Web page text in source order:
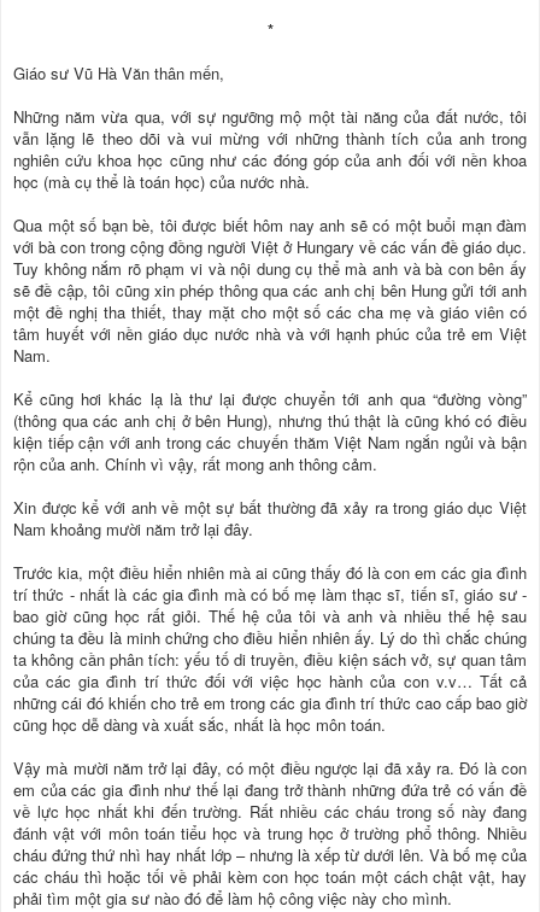
*
Giáo sư Vũ Hà Văn thân mến,
Những năm vừa qua, với sự ngưỡng mộ một tài năng của đất nước, tôi
vẫn lặng lẽ theo dõi và vui mừng với những thành tích của anh trong
nghiên cứu khoa học cũng như các đóng góp của anh đối với nền khoa
học (mà cụ thể là toán học) của nước nhà.
Qua một số bạn bè, tôi được biết hôm nay anh sẽ có một buổi mạn đàm
với bà con trong cộng đồng người Việt ở Hungary về các vấn đề giáo dục.
Tuy không nắm rõ phạm vi và nội dung cụ thể mà anh và bà con bên ấy
sẽ đề cập, tôi cũng xin phép thông qua các anh chị bên Hung gửi tới anh
một đề nghị tha thiết, thay mặt cho một số các cha mẹ và giáo viên có
tâm huyết với nền giáo dục nước nhà và với hạnh phúc của trẻ em Việt
Nam.
Kể cũng hơi khác lạ là thư lại được chuyển tới anh qua “đường vòng”
(thông qua các anh chị ở bên Hung), nhưng thú thật là cũng khó có điều
kiện tiếp cận với anh trong các chuyến thăm Việt Nam ngắn ngủi và bận
rộn của anh. Chính vì vậy, rất mong anh thông cảm.
Xin được kể với anh về một sự bất thường đã xảy ra trong giáo dục Việt
Nam khoảng mười năm trở lại đây.
Trước kia, một điều hiển nhiên mà ai cũng thấy đó là con em các gia đình
trí thức - nhất là các gia đình mà có bố mẹ làm thạc sĩ, tiến sĩ, giáo sư -
bao giờ cũng học rất giỏi. Thế hệ của tôi và anh và nhiều thế hệ sau
chúng ta đều là minh chứng cho điều hiển nhiên ấy. Lý do thì chắc chúng
ta không cần phân tích: yếu tố di truyền, điều kiện sách vở, sự quan tâm
của các gia đình trí thức đối với việc học hành của con v.v… Tất cả
những cái đó khiến cho trẻ em trong các gia đình trí thức cao cấp bao giờ
cũng học dễ dàng và xuất sắc, nhất là học môn toán.
Vậy mà mười năm trở lại đây, có một điều ngược lại đã xảy ra. Đó là con
em của các gia đình như thế lại đang trở thành những đứa trẻ có vấn đề
về lực học nhất khi đến trường. Rất nhiều các cháu trong số này đang
đánh vật với môn toán tiểu học và trung học ở trường phổ thông. Nhiều
cháu đứng thứ nhì hay nhất lớp – nhưng là xếp từ dưới lên. Và bố mẹ của
các cháu thì hoặc tối về phải kèm con học toán một cách chật vật, hay
phải tìm một gia sư nào đó để làm hộ công việc này cho mình.